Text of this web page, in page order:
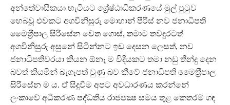
අන්තේවාසිකයා හැටියට ශ්‍රේෂ්ඨාධිකරණයේ මුල් පුටුව
හෙබවූ එවකට අගවිනිසුරු මොහාන් පීරිස් නව ජනාධිපති
මෛත‍්‍රීපාල සිරිසේන වෙත ගොස්, තමාට තවදුරටත්
අගවිනිසුරු අසුනේ සිටින්නට ඉඩ දෙසන ලෙසත්, නව
ජනාධිපතිවරයා කියන ඕනෑ ම විදියකට තමා නඩු තීන්දු දෙන
බවත් කියමින් බැගෑපත් වුණු බව කීවේ ජනාධිපති මෛත‍්‍රීපාල
සිරිසේන ම ය. ඒ සිදුවීම අපට අවධාරණය කරන්නේ
ලංකාවේ අධිකරණ පද්ධතිය රාජපක්‍ෂ සමය තුළ කෙතරම් ගඳ